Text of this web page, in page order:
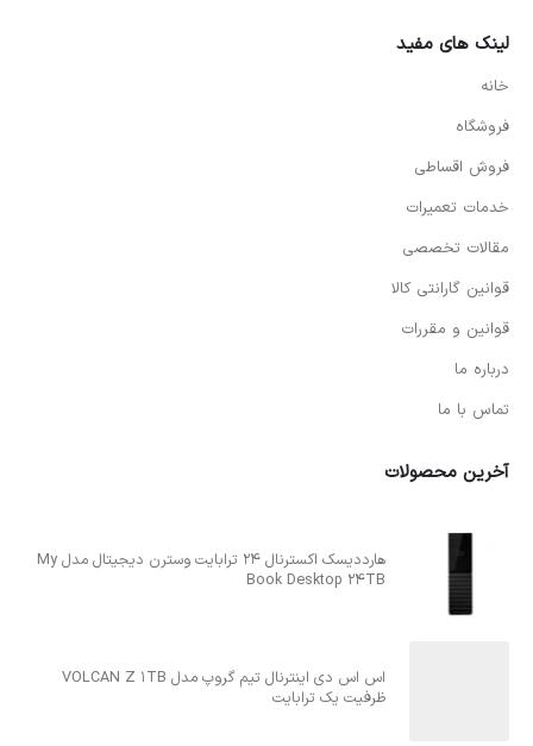
لینک های مفید
خانه
فروشگاه
فروش اقساطی
خدمات تعمیرات
مقالات تخصصی
قوانین گارانتی کالا
قوانین و مقررات
درباره ما
تماس با ما
آخرین محصولات
هارددیسک اکسترنال 24 ترابایت وسترن دیجیتال مدل My
Book Desktop 24TB
اس اس دی اینترنال تیم گروپ مدل VOLCAN Z 1TB
ظرفیت یک ترابایت